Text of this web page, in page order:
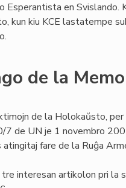
Esperantista en
kun kiu KCE lastatempe
de la
de la Holokaŭsto,
7 de UN je 1 novembro
fare de la Ruĝa
interesan artikolon pri